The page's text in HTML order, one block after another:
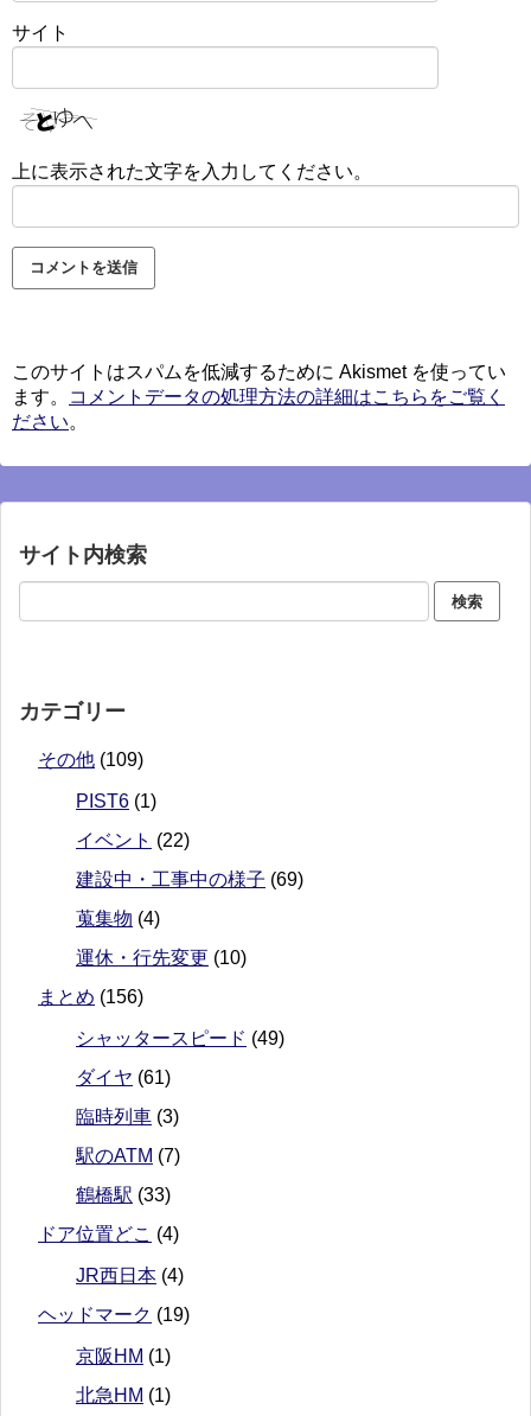
サイト
上に表示された文字を入力してください。
このサイトはスパムを低減するために Akismet を使ってい
ます。
コメントデータの処理方法の詳細はこちらをご覧く
ださい。
サイト内検索
カテゴリー
その他 (109)
PIST6 (1)
イベント (22)
建設中・工事中の様子 (69)
蒐集物 (4)
運休・行先変更 (10)
まとめ (156)
シャッタースピード (49)
ダイヤ (61)
臨時列車 (3)
駅のATM (7)
鶴橋駅 (33)
ドア位置どこ (4)
JR西日本 (4)
ヘッドマーク (19)
京阪HM (1)
北急HM (1)